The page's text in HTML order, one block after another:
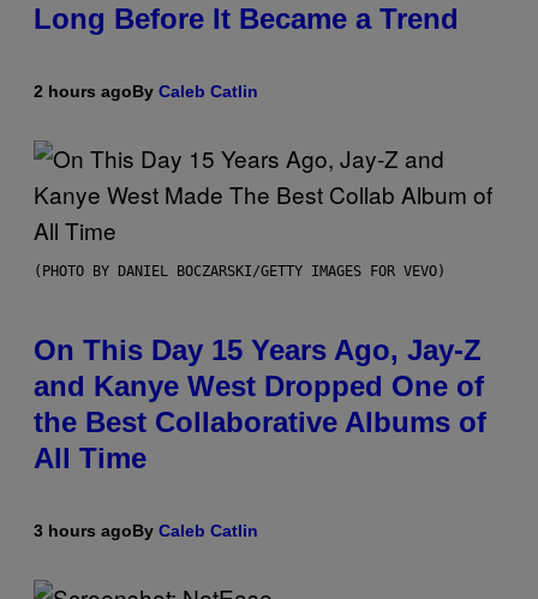
Long Before It Became a Trend
2 hours agoBy Caleb Catlin
(PHOTO BY DANIEL BOCZARSKI/GETTY IMAGES FOR VEVO)
On This Day 15 Years Ago, Jay-Z
and Kanye West Dropped One of
the Best Collaborative Albums of
All Time
3 hours agoBy Caleb Catlin